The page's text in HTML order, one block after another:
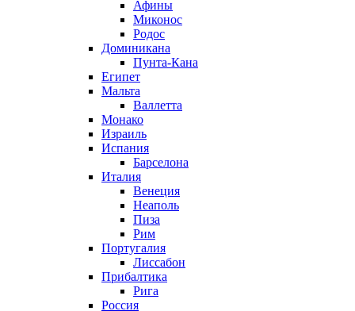
Афины
Миконос
Родос
Доминикана
Пунта-Кана
Египет
Мальта
Валлетта
Монако
Израиль
Испания
Барселона
Италия
Венеция
Неаполь
Пиза
Рим
Португалия
Лиссабон
Прибалтика
Рига
Россия